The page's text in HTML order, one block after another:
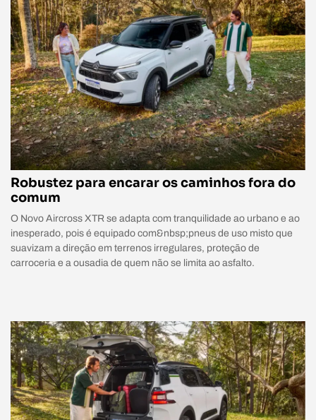
Robustez para encarar os caminhos fora do
comum
O Novo Aircross XTR se adapta com tranquilidade ao urbano e ao
inesperado, pois é equipado com&nbsp;pneus de uso misto que
suavizam a direção em terrenos irregulares, proteção de
carroceria e a ousadia de quem não se limita ao asfalto.